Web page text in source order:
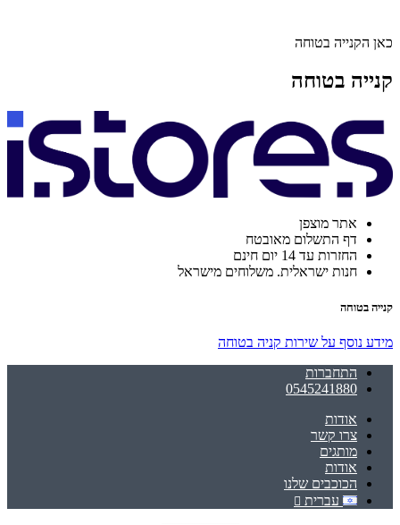
כאן הקנייה בטוחה
קנייה בטוחה
אתר מוצפן
דף התשלום מאובטח
החזרות עד 14 יום חינם
חנות ישראלית. משלוחים מישראל
קנייה בטוחה
מידע נוסף על שירות קניה בטוחה
התחברות
0545241880
אודות
צרו קשר
מותגים
אודות
הכוכבים שלנו
עברית